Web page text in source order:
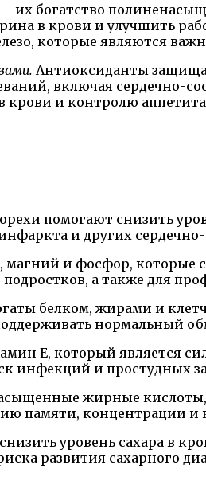
их богатство
в крови и улучшить
которые являются
Антиоксиданты
включая сердечно-
и контролю
помогают снизить
и других
магний и фосфор,
а также для
белком, жирами и
нормальный
Е, который является
инфекций и простудных
жирные
памяти, концентрации
уровень сахара в
развития сахарного